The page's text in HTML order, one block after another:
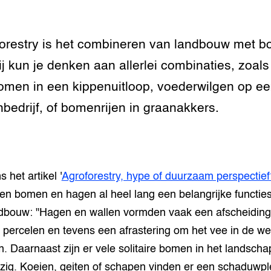
omgaan met de
voor varkens
is het combineren van landbouw met
kun je denken aan allerlei combinaties, zoals
in een kippenuitloop, voederwilgen op
of bomenrijen in graanakkers.
het artikel 'Agroforestry, hype of duurzaam
bomen en hagen al heel lang een belangrijke
"Hagen en wallen vormden vaak een afscheiding
percelen en tevens een afrastering om het vee in de
Daarnaast zijn er vele solitaire bomen in het
Koeien, geiten of schapen vinden er een